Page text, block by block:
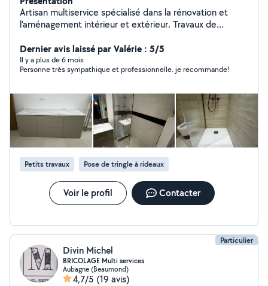
Artisan multiservice spécialisé dans la rénovation et
l'aménagement intérieur et extérieur. Travaux de
aménagement d'espaces, terrasses, parements,
clôtures et structures. Électricité, plomberie,
installations, montage de mobilier et finitions techniques
acier, inox et bois : portails, garde-corps, rangements et
aménagements personnalisés.
Dernier avis laissé par Valérie : 5/5
Il y a plus de 6 mois
Personne très sympathique et professionnelle. je recommande!
Petits travaux Pose de tringle à rideaux
Voir le profil Contacter
Particulier
Divin Michel
BRICOLAGE Multi services
Aubagne (Beaumond)
4,7/5 (19 avis)